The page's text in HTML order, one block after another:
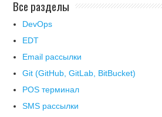
Все разделы
DevOps
EDT
Email рассылки
Git (GitHub, GitLab, BitBucket)
POS терминал
SMS рассылки